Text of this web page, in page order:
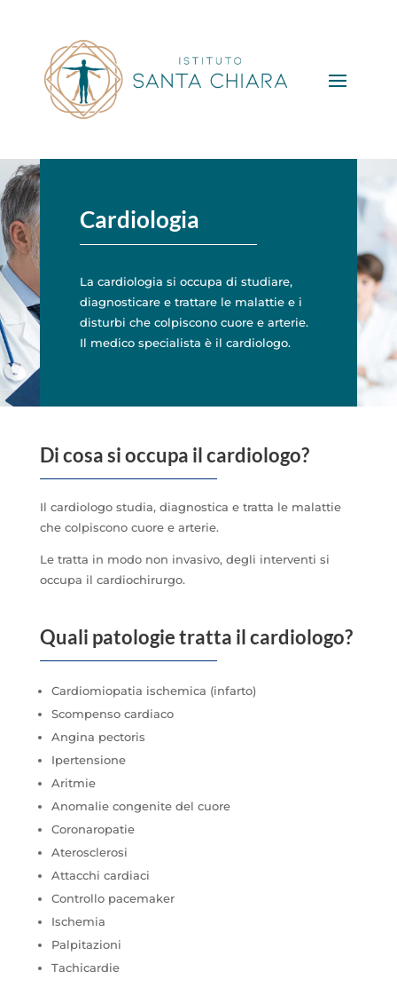
Cardiologia
La cardiologia si occupa di studiare,
diagnosticare e trattare le malattie e i
disturbi che colpiscono cuore e arterie.
Il medico specialista è il cardiologo.
Di cosa si occupa il cardiologo?
Il cardiologo studia, diagnostica e tratta le malattie
che colpiscono cuore e arterie.
Le tratta in modo non invasivo, degli interventi si
occupa il cardiochirurgo.
Quali patologie tratta il cardiologo?
Cardiomiopatia ischemica (infarto)
Scompenso cardiaco
Angina pectoris
Ipertensione
Aritmie
Anomalie congenite del cuore
Coronaropatie
Aterosclerosi
Attacchi cardiaci
Controllo pacemaker
Ischemia
Palpitazioni
Tachicardie